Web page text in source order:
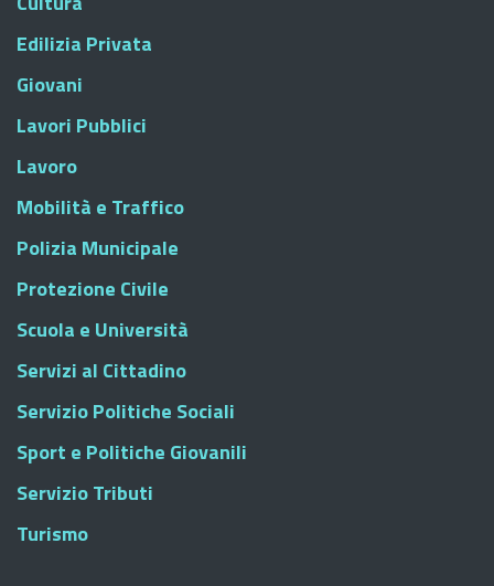
Edilizia Privata
Giovani
Lavori Pubblici
Lavoro
Mobilità e Traffico
Polizia Municipale
Protezione Civile
Scuola e Università
Servizi al Cittadino
Servizio Politiche Sociali
Sport e Politiche Giovanili
Servizio Tributi
Turismo